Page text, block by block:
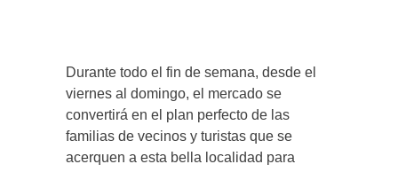
Durante todo el fin de semana, desde el
viernes al domingo, el mercado se
convertirá en el plan perfecto de las
familias de vecinos y turistas que se
acerquen a esta bella localidad para